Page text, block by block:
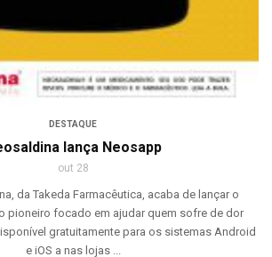
DESTAQUE
lança Neosapp
out 28
da Takeda Farmacêutica, acaba de lançar o
pioneiro focado em ajudar quem sofre de dor
gratuitamente para os sistemas Android
e iOS a nas lojas ...